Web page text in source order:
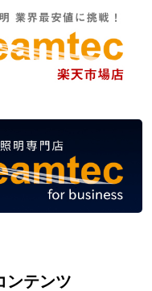
ンテンツ